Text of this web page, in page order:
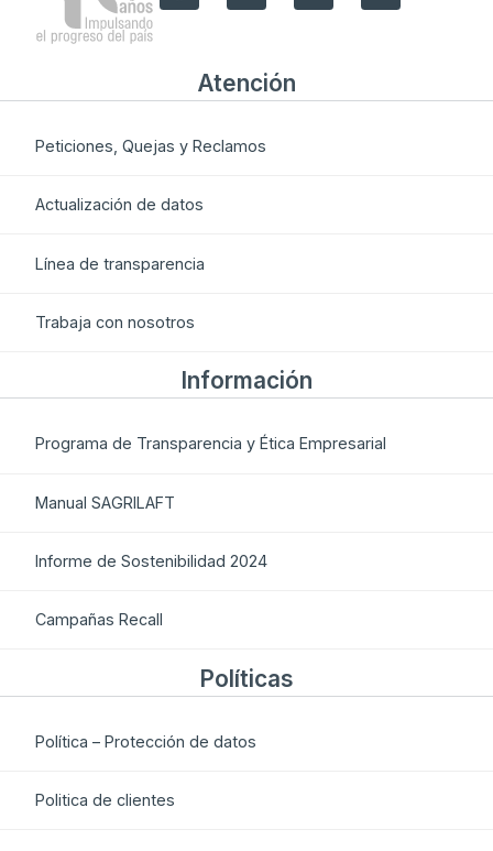
Atención
Peticiones, Quejas y Reclamos
Actualización de datos
Línea de transparencia
Trabaja con nosotros
Información
Programa de Transparencia y Ética Empresarial
Manual SAGRILAFT
Informe de Sostenibilidad 2024
Campañas Recall
Políticas
Política – Protección de datos
Politica de clientes